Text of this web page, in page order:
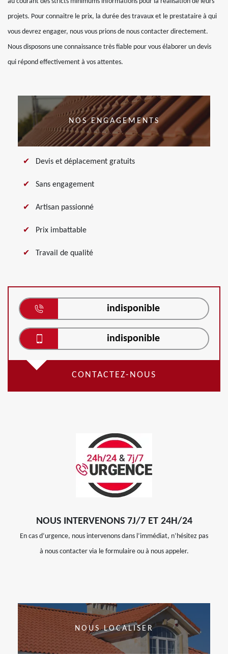
projets. Pour connaitre le prix, la durée des travaux et le prestataire à qui
vous devrez engager, nous vous prions de nous contacter directement.
Nous disposons une connaissance très fiable pour vous élaborer un devis
qui répond effectivement à vos attentes.
NOS ENGAGEMENTS
Devis et déplacement gratuits
Sans engagement
Artisan passionné
Prix imbattable
Travail de qualité
indisponible
indisponible
CONTACTEZ-NOUS
NOUS INTERVENONS 7J/7 ET 24H/24
En cas d’urgence, nous intervenons dans l’immédiat, n’hésitez pas
à nous contacter via le formulaire ou à nous appeler.
NOUS LOCALISER